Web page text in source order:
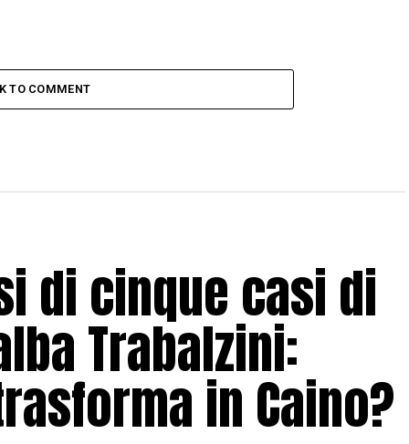
TO COMMENT
di cinque casi di
Trabalzini:
in Caino?